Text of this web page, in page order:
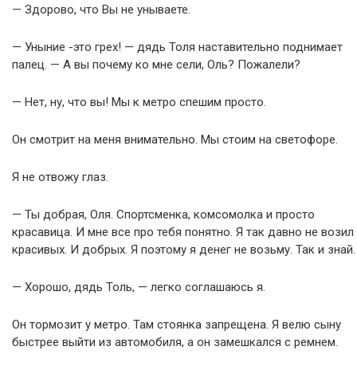
— Здорово, что Вы не унываете.
— Уныние -это грех! — дядь Толя наставительно поднимает
палец. — А вы почему ко мне сели, Оль? Пожалели?
— Нет, ну, что вы! Мы к метро спешим просто.
Он смотрит на меня внимательно. Мы стоим на светофоре.
Я не отвожу глаз.
— Ты добрая, Оля. Спортсменка, комсомолка и просто
красавица. И мне все про тебя понятно. Я так давно не возил
красивых. И добрых. Я поэтому я денег не возьму. Так и знай.
— Хорошо, дядь Толь, — легко соглашаюсь я.
Он тормозит у метро. Там стоянка запрещена. Я велю сыну
быстрее выйти из автомобиля, а он замешкался с ремнем.